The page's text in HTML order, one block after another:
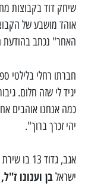
שיחק דוד בקבוצות
אוהד מושבע של
האחר" נכתב בהודעת
חברתו רחלי בלילטי
יגיד לי שזה חלום.
כמה אנחנו אוהבים
יהי זכרך ברוך".
אגב, גדוד
ישראלבן וענונו ז"ל,